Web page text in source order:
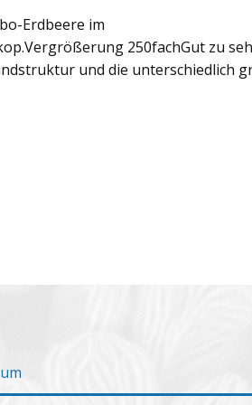
Erdbeere im
250fachGut zu
und die unterschiedlich